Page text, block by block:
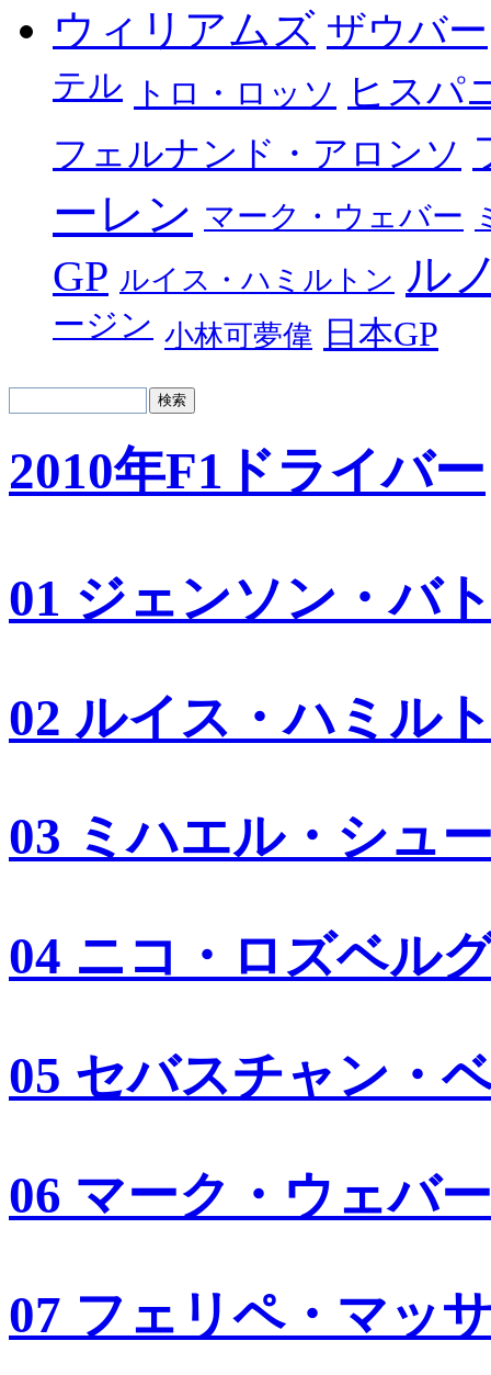
ウィリアムズ ザウバー
テル トロ・ロッソ ヒスパ
フェルナンド・アロンソ
ーレン マーク・ウェバー
GP ルイス・ハミルトン ル
ージン 小林可夢偉 日本GP
2010年F1ドライバー
01 ジェンソン・バ
02 ルイス・ハミル
03 ミハエル・シュ
04 ニコ・ロズベル
05 セバスチャン・
06 マーク・ウェバー
07 フェリペ・マッ